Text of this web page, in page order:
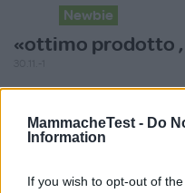
MammacheTest - Do
Information
If you wish to opt-out of
Newbie
«ottimo prodotto ,
ottimo prodotto ,
Utile